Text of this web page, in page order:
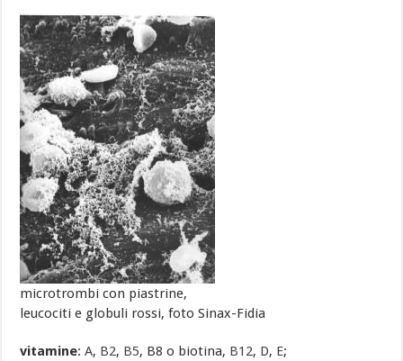
microtrombi con piastrine,
leucociti e globuli rossi, foto Sinax-Fidia
vitamine:A, B2, B5, B8 o biotina, B12, D, E;